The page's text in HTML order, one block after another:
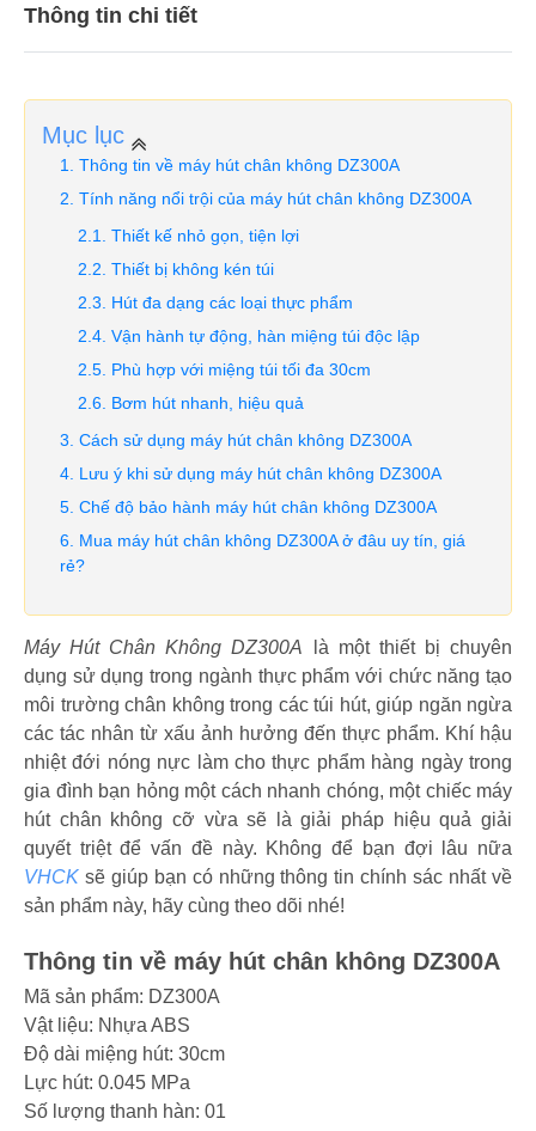
Thông tin chi tiết
Mục lục
Thông tin về máy hút chân không DZ300A
Tính năng nổi trội của máy hút chân không DZ300A
Thiết kế nhỏ gọn, tiện lợi
Thiết bị không kén túi
Hút đa dạng các loại thực phẩm
Vận hành tự động, hàn miệng túi độc lập
Phù hợp với miệng túi tối đa 30cm
Bơm hút nhanh, hiệu quả
Cách sử dụng máy hút chân không DZ300A
Lưu ý khi sử dụng máy hút chân không DZ300A
Chế độ bảo hành máy hút chân không DZ300A
Mua máy hút chân không DZ300A ở đâu uy tín, giá
rẻ?
Máy Hút Chân Không DZ300A là một thiết bị chuyên
dụng sử dụng trong ngành thực phẩm với chức năng tạo
môi trường chân không trong các túi hút, giúp ngăn ngừa
các tác nhân từ xấu ảnh hưởng đến thực phẩm. Khí hậu
nhiệt đới nóng nực làm cho thực phẩm hàng ngày trong
gia đình bạn hỏng một cách nhanh chóng, một chiếc máy
hút chân không cỡ vừa sẽ là giải pháp hiệu quả giải
quyết triệt để vấn đề này. Không để bạn đợi lâu nữa
VHCK sẽ giúp bạn có những thông tin chính sác nhất về
sản phẩm này, hãy cùng theo dõi nhé!
Thông tin về máy hút chân không DZ300A
Mã sản phẩm: DZ300A
Vật liệu: Nhựa ABS
Độ dài miệng hút: 30cm
Lực hút: 0.045 MPa
Số lượng thanh hàn: 01